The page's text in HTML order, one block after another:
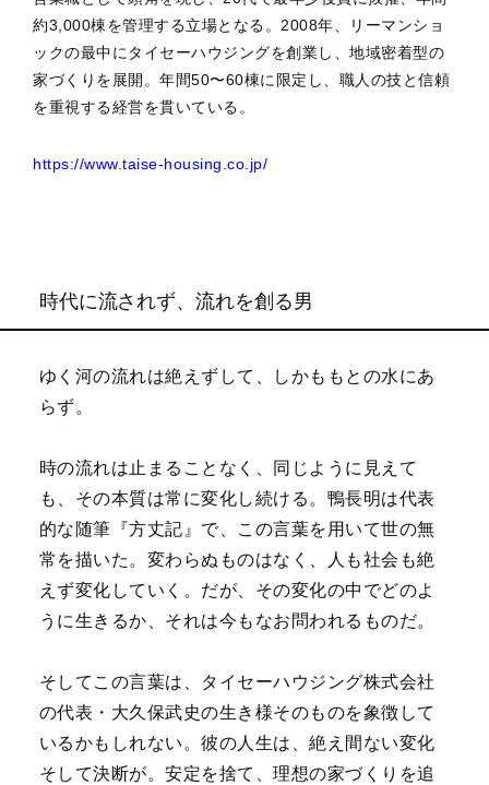
約3,000棟を管理する立場となる。2008年、リーマンショ
ックの最中にタイセーハウジングを創業し、地域密着型の
家づくりを展開。年間50〜60棟に限定し、職人の技と信頼
を重視する経営を貫いている。
https://www.taise-housing.co.jp/
時代に流されず、流れを創る男
ゆく河の流れは絶えずして、しかももとの水にあ
らず。
時の流れは止まることなく、同じように見えて
も、その本質は常に変化し続ける。鴨長明は代表
的な随筆『方丈記』で、この言葉を用いて世の無
常を描いた。変わらぬものはなく、人も社会も絶
えず変化していく。だが、その変化の中でどのよ
うに生きるか、それは今もなお問われるものだ。
そしてこの言葉は、タイセーハウジング株式会社
の代表・大久保武史の生き様そのものを象徴して
いるかもしれない。彼の人生は、絶え間ない変化
そして決断が。安定を捨て、理想の家づくりを追